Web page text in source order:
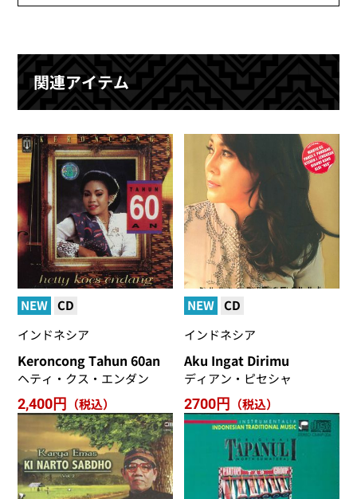
関連アイテム
NEW CD
インドネシア
Keroncong Tahun 60an
ヘティ・クス・エンダン
2,400円
（税込）
NEW CD
インドネシア
Aku Ingat Dirimu
ディアン・ピセシャ
2700円
（税込）